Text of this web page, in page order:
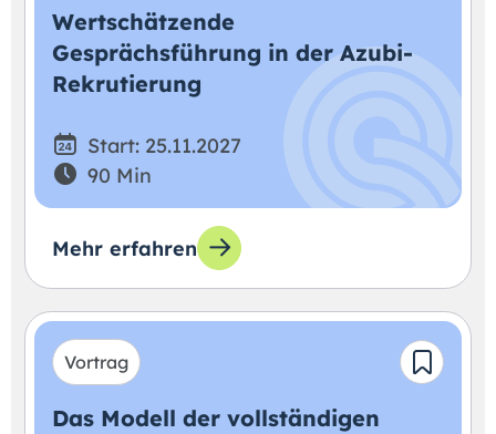
Wertschätzende
Gesprächsführung in der Azubi-
Rekrutierung
Start: 25.11.2027
90 Min
Mehr erfahren
Vortrag
Das Modell der vollständigen